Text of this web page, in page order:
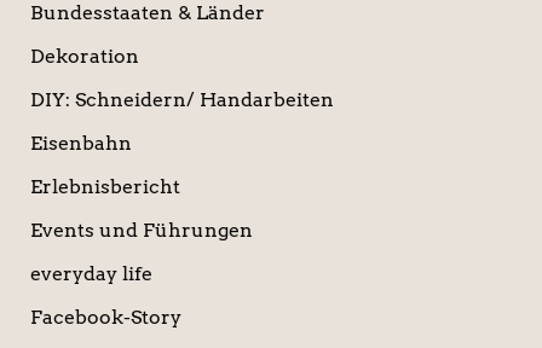
Bundesstaaten & Länder
Dekoration
DIY: Schneidern/ Handarbeiten
Eisenbahn
Erlebnisbericht
Events und Führungen
everyday life
Facebook-Story